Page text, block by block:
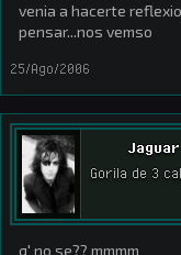
venia a hacerte
pensar...nos vemso
25/Ago/2006
Jaguar
Gorila de 3
q' no se?? mmmm